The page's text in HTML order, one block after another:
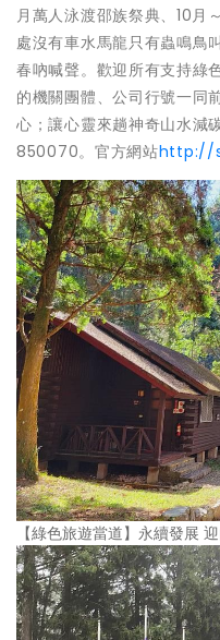
月萬人泳渡邵族祭典、10月
處沒有車水馬龍只有蟲鳴鳥
春吶喊聲。歡迎所有支持綠
的機關團體、公司行號一同
心；讓心靈來趟神奇山水減
850070。官方網站http://
【綠色旅遊當道】永續發展